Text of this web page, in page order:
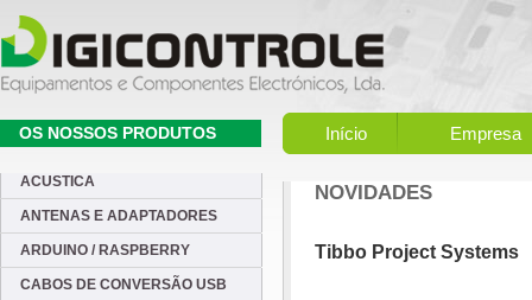
Início Empresa
NOVIDADES
Tibbo Project Systems
OS NOSSOS PRODUTOS
ACUSTICA
ANTENAS E ADAPTADORES
ARDUINO / RASPBERRY
CABOS DE CONVERSÃO USB